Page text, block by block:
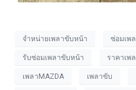
จำหน่ายเพลาขับหน้า ซ่อมเพ
รับซ่อมเพลาขับหน้า ราคาเพ
เพลาMAZDA เพลาขับ